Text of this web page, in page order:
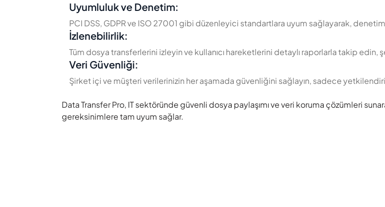
Uyumluluk ve Denetim:
PCI DSS, GDPR ve ISO 27001 gibi düzenleyici standartlara uyum sağlayarak, denetim
İzlenebilirlik:
Tüm dosya transferlerini izleyin ve kullanıcı hareketlerini detaylı raporlarla takip edin,
Veri Güvenliği:
Şirket içi ve müşteri verilerinizin her aşamada güvenliğini sağlayın, sadece
Data Transfer Pro, IT sektöründe güvenli dosya paylaşımı ve veri koruma çözümleri
gereksinimlere tam uyum sağlar.